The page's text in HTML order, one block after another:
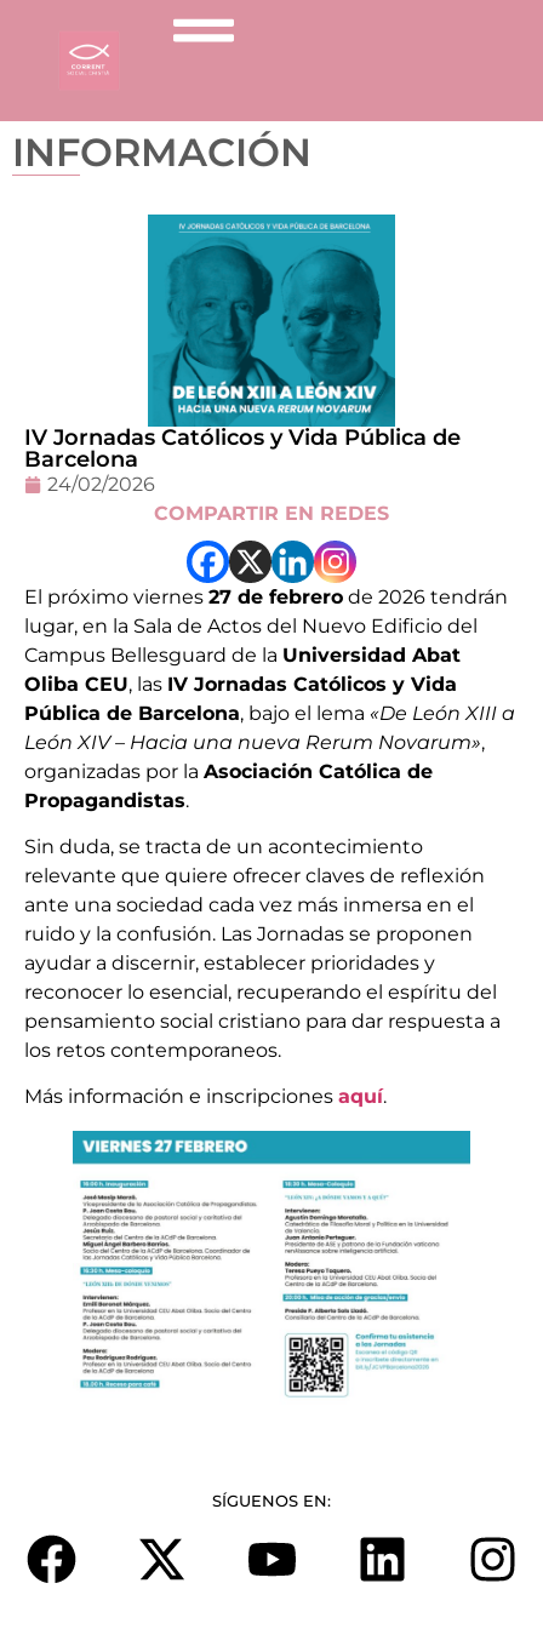
INFORMACIÓN
IV Jornadas Católicos y Vida Pública de
Barcelona
24/02/2026
COMPARTIR EN REDES
El próximo viernes 27 de febrero de 2026 tendrán
lugar, en la Sala de Actos del Nuevo Edificio del
Campus Bellesguard de la Universidad Abat
Oliba CEU, las IV Jornadas Católicos y Vida
Pública de Barcelona, bajo el lema «De León XIII a
León XIV – Hacia una nueva Rerum Novarum»,
organizadas por la Asociación Católica de
Propagandistas.
Sin duda, se tracta de un acontecimiento
relevante que quiere ofrecer claves de reflexión
ante una sociedad cada vez más inmersa en el
ruido y la confusión. Las Jornadas se proponen
ayudar a discernir, establecer prioridades y
reconocer lo esencial, recuperando el espíritu del
pensamiento social cristiano para dar respuesta a
los retos contemporaneos.
Más información e inscripciones aquí.
SÍGUENOS EN: